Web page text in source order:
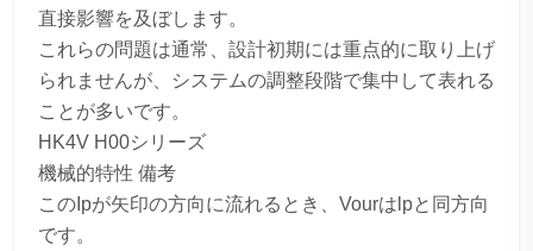
直接影響を及ぼします。
これらの問題は通常、設計初期には重点的に取り上げ
られませんが、システムの調整段階で集中して表れる
ことが多いです。
HK4V H00シリーズ
機械的特性 備考
このIpが矢印の方向に流れるとき、Vourはlpと同方向
です。